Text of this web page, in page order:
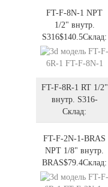
FT-F-8N-1 NPT
1/2" внутр.
S316$140.5Склад:
FT-F-8R-1 RT 1/2"
внутр. S316-
Склад:
FT-F-2N-1-BRAS
NPT 1/8" внутр.
BRAS$79.4Склад: